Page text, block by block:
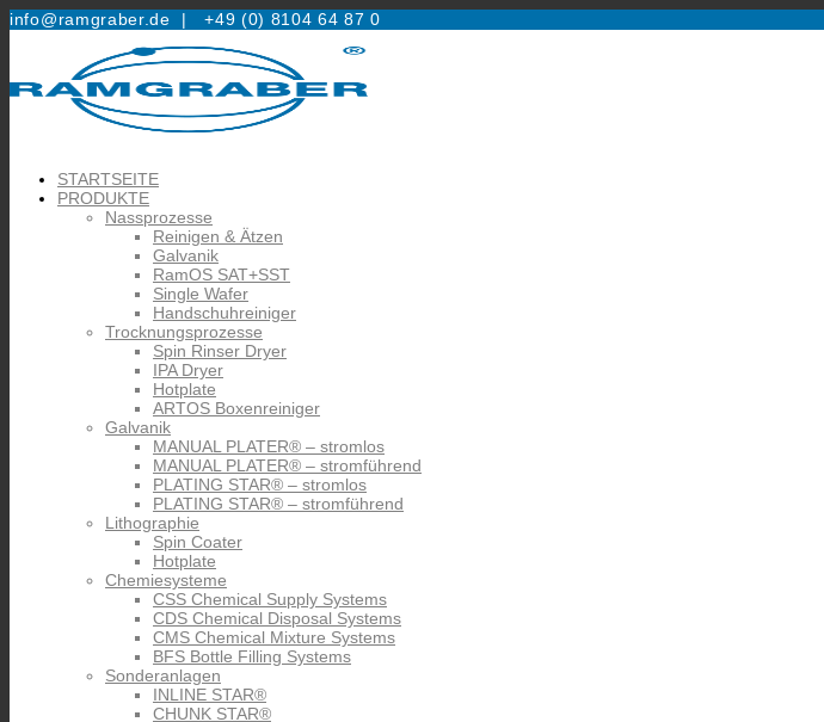
info@ramgraber.de | +49 (0) 8104 64 87 0
STARTSEITE
PRODUKTE
Nassprozesse
Reinigen & Ätzen
Galvanik
RamOS SAT+SST
Single Wafer
Handschuhreiniger
Trocknungsprozesse
Spin Rinser Dryer
IPA Dryer
Hotplate
ARTOS Boxenreiniger
Galvanik
MANUAL PLATER® – stromlos
MANUAL PLATER® – stromführend
PLATING STAR® – stromlos
PLATING STAR® – stromführend
Lithographie
Spin Coater
Hotplate
Chemiesysteme
CSS Chemical Supply Systems
CDS Chemical Disposal Systems
CMS Chemical Mixture Systems
BFS Bottle Filling Systems
Sonderanlagen
INLINE STAR®
CHUNK STAR®